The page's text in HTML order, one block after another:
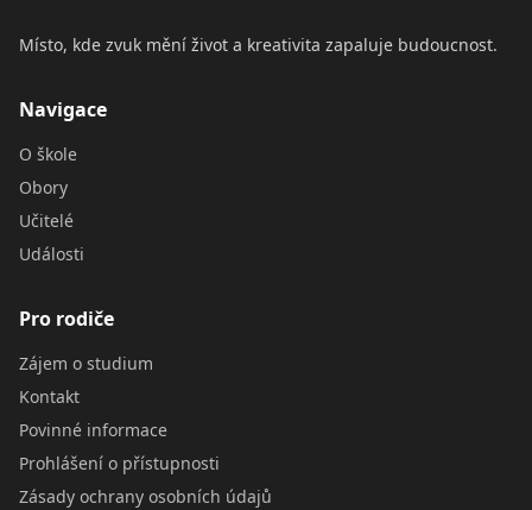
Místo, kde zvuk mění život a kreativita zapaluje budoucnost.
Navigace
O škole
Obory
Učitelé
Události
Pro rodiče
Zájem o studium
Kontakt
Povinné informace
Prohlášení o přístupnosti
Zásady ochrany osobních údajů